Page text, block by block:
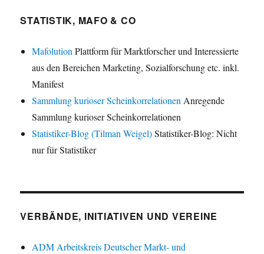
STATISTIK, MAFO & CO
Mafolution Plattform für Marktforscher und Interessierte
aus den Bereichen Marketing, Sozialforschung etc. inkl.
Manifest
Sammlung kurioser Scheinkorrelationen Anregende
Sammlung kurioser Scheinkorrelationen
Statistiker-Blog (Tilman Weigel)Statistiker-Blog: Nicht
nur für Statistiker
VERBÄNDE, INITIATIVEN UND VEREINE
ADM Arbeitskreis Deutscher Markt- und